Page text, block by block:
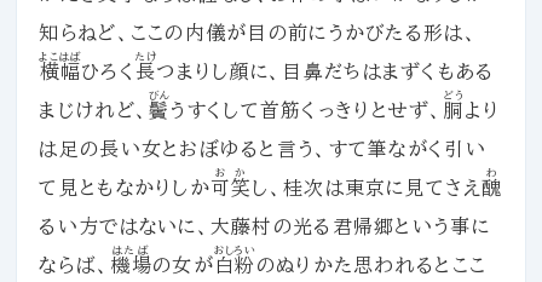
知らねど、ここの内儀が目の前にうかびたる形は、
横幅
よこはば
ひろく 長
たけ
つまりし顔に、目鼻だちはまずくもある
まじけれど、鬢
びん
うすくして首筋くっきりとせず、 胴
どう
より
は足の長い女とおぼゆると言う、すて筆ながく引い
て見ともなかりしか可笑
おか
し、桂次は東京に見てさえ 醜
わ
るい方ではないに、大藤村の光る君帰郷という事に
ならば、 機場
はたば
の女が 白粉
おしろい
のぬりかた思われるとここ